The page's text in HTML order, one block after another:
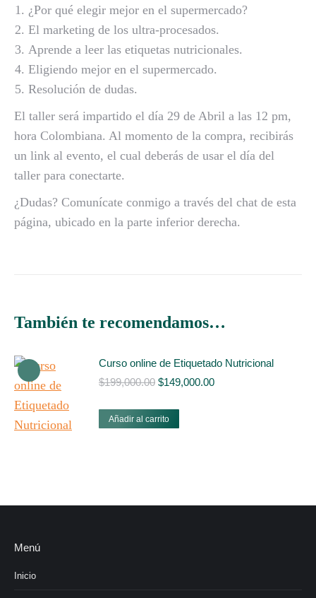
¿Por qué elegir mejor en el supermercado?
El marketing de los ultra-procesados.
Aprende a leer las etiquetas nutricionales.
Eligiendo mejor en el supermercado.
Resolución de dudas.
El taller será impartido el día 29 de Abril a las 12 pm,
hora Colombiana. Al momento de la compra, recibirás
un link al evento, el cual deberás de usar el día del
taller para conectarte.
¿Dudas? Comunícate conmigo a través del chat de esta
página, ubicado en la parte inferior derecha.
También te recomendamos…
Curso online de Etiquetado Nutricional
$199,000.00 $149,000.00
Añadir al carrito
Menú
Inicio